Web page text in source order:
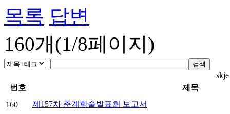
목록 답변
160개(1/8페이지)
번호
제목
160
제157차 춘계학술발표회 보고서